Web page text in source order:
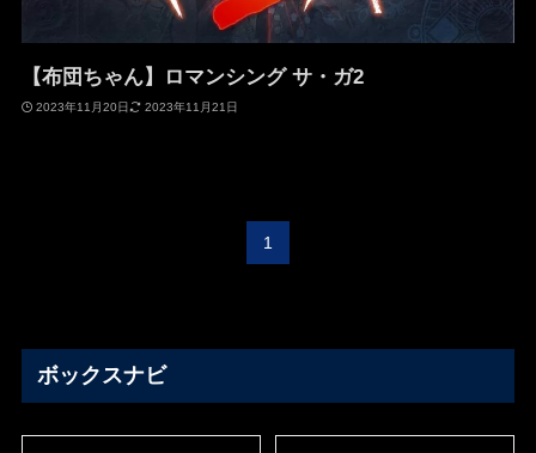
【布団ちゃん】ロマンシング サ・ガ2
2023年11月20日 2023年11月21日
1
ボックスナビ